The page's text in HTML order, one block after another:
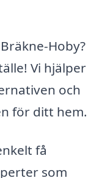
Hoby?
Vi hjälper
och
för ditt hem.
få
som